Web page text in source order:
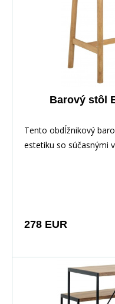
Barový stôl
Tento obdĺžnikový
estetiku so súčasnými
278 EUR